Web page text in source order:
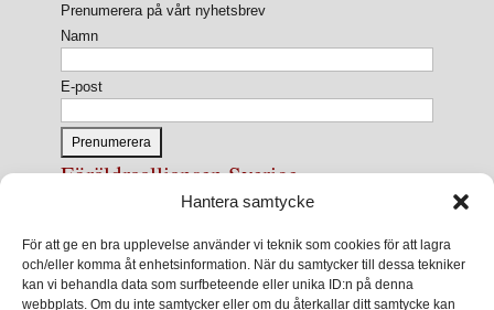
Hantera samtycke
För att ge en bra upplevelse använder vi teknik som cookies för att lagra
och/eller komma åt enhetsinformation. När du samtycker till dessa tekniker
kan vi behandla data som surfbeteende eller unika ID:n på denna
webbplats. Om du inte samtycker eller om du återkallar ditt samtycke kan
Prenumerera på vårt nyhetsbrev
Namn
E-post
Föräldraalliansen Sverige
Föräldraalliansen Sverige är en nationell
föräldrasammanslutningar.
Förbundets övergripande ändamål är att ur ett